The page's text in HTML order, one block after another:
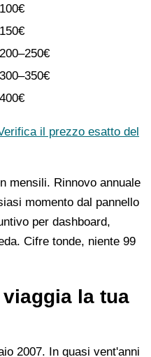
100€
150€
200–250€
300–350€
400€
il prezzo esatto del
mensili. Rinnovo annuale
momento dal pannello
per dashboard,
Cifre tonde, niente 99
la tua
2007. In quasi vent'anni